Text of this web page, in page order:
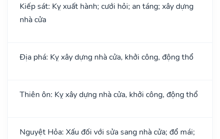
Kiếp sát: Kỵ xuất hành; cưới hỏi; an táng; xây dựng
nhà cửa
Địa phá: Kỵ xây dựng nhà cửa, khởi công, động thổ
Thiên ôn: Kỵ xây dựng nhà cửa, khởi công, động thổ
Nguyệt Hỏa: Xấu đối với sửa sang nhà cửa; đổ mái;